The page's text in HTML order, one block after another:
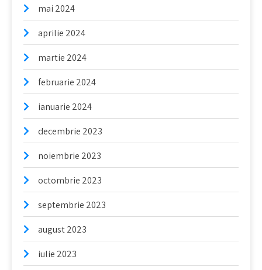
mai 2024
aprilie 2024
martie 2024
februarie 2024
ianuarie 2024
decembrie 2023
noiembrie 2023
octombrie 2023
septembrie 2023
august 2023
iulie 2023